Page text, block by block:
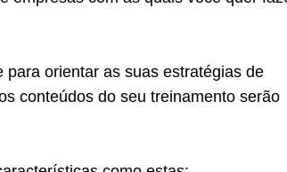
orientar as suas estratégias de
conteúdos do seu treinamento serão